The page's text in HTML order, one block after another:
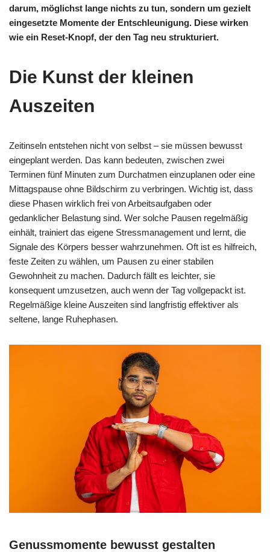
darum, möglichst lange nichts zu tun, sondern um gezielt
eingesetzte Momente der Entschleunigung. Diese wirken
wie ein Reset-Knopf, der den Tag neu strukturiert.
Die Kunst der kleinen
Auszeiten
Zeitinseln entstehen nicht von selbst – sie müssen bewusst
eingeplant werden. Das kann bedeuten, zwischen zwei
Terminen fünf Minuten zum Durchatmen einzuplanen oder eine
Mittagspause ohne Bildschirm zu verbringen. Wichtig ist, dass
diese Phasen wirklich frei von Arbeitsaufgaben oder
gedanklicher Belastung sind. Wer solche Pausen regelmäßig
einhält, trainiert das eigene Stressmanagement und lernt, die
Signale des Körpers besser wahrzunehmen. Oft ist es hilfreich,
feste Zeiten zu wählen, um Pausen zu einer stabilen
Gewohnheit zu machen. Dadurch fällt es leichter, sie
konsequent umzusetzen, auch wenn der Tag vollgepackt ist.
Regelmäßige kleine Auszeiten sind langfristig effektiver als
seltene, lange Ruhephasen.
Genussmomente bewusst gestalten